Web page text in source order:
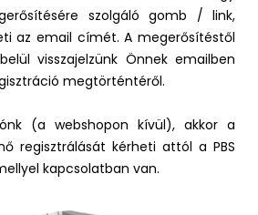
szolgáló gomb / link,
az email címét. A megerősítéstől
visszajelzünk Önnek emailben
megtörténtéről.
(a webshopon kívül), akkor a
regisztrálását kérheti attól a PBS
kapcsolatban van.